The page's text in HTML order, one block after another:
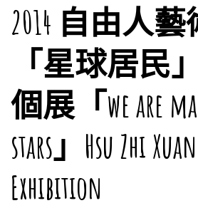
2014 自由人
「星球居民
個展「we are
stars」Hsu Zhi
Exhibition